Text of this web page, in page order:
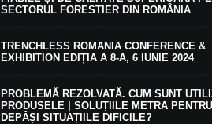
SECTORUL FORESTIER DIN ROMÂNIA
TRENCHLESS ROMANIA CONFERENCE &
EXHIBITION EDIȚIA A 8-A, 6 IUNIE 2024
PROBLEMĂ REZOLVATĂ. CUM SUNT
PRODUSELE | SOLUȚIILE METRA
DEPĂȘI SITUAȚIILE DIFICILE?